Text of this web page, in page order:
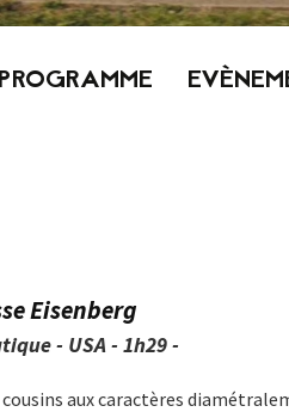
PROGRAMME
PROGRAMME
PDF
Eisenberg
- USA - 1h29 -
cousins aux caractères